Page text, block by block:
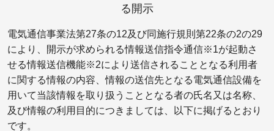
る開示
電気通信事業法第27条の12及び同施行規則第22条の2の29
により、開示が求められる情報送信指令通信※1が起動さ
せる情報送信機能※2により送信されることとなる利用者
に関する情報の内容、情報の送信先となる電気通信設備を
用いて当該情報を取り扱うこととなる者の氏名又は名称、
及び情報の利用目的につきましては、以下に掲げるとおり
です。